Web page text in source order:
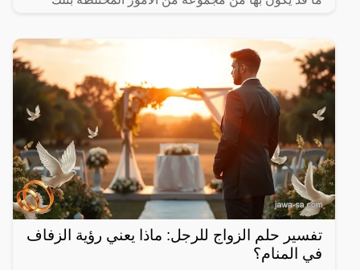
تفسير حلم الزواج للرجل: ماذا يعني رؤية الزفاف
في المنام؟